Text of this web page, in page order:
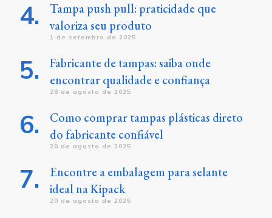
Tampa push pull: praticidade que
valoriza seu produto
1 de setembro de 2025
Fabricante de tampas: saiba onde
encontrar qualidade e confiança
28 de agosto de 2025
Como comprar tampas plásticas direto
do fabricante confiável
20 de agosto de 2025
Encontre a embalagem para selante
ideal na Kipack
20 de agosto de 2025